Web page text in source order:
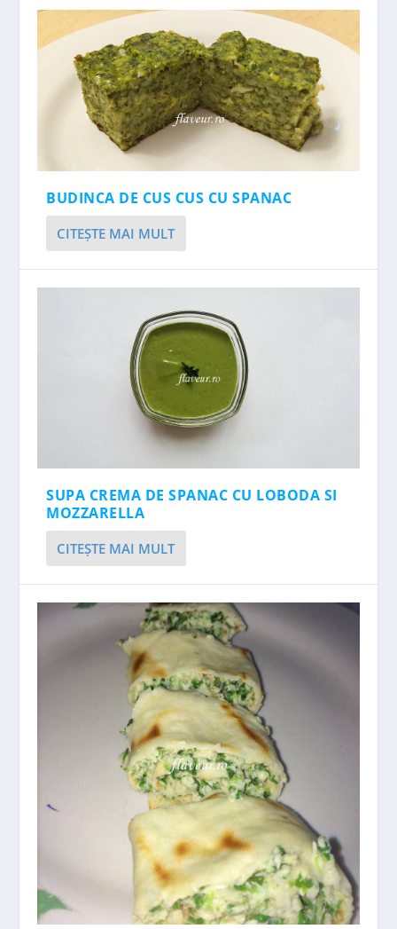
BUDINCA DE CUS CUS CU SPANAC
CITEŞTE MAI MULT
SUPA CREMA DE SPANAC CU LOBODA SI
MOZZARELLA
CITEŞTE MAI MULT